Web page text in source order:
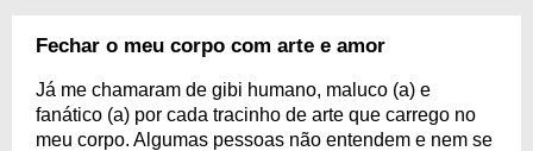
Fechar o meu corpo com arte e amor
Já me chamaram de gibi humano, maluco (a) e
fanático (a) por cada tracinho de arte que carrego no
meu corpo. Algumas pessoas não entendem e nem se